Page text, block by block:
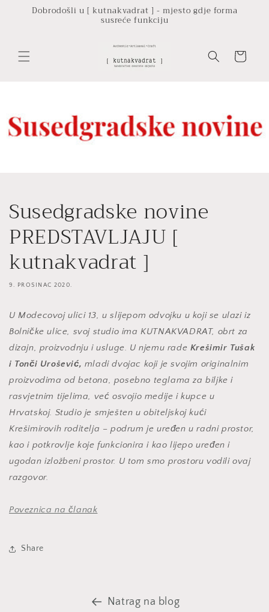
Dobrodošli u [ kutnakvadrat ] - mjesto gdje forma
susreće funkciju
Košarica
Susedgradske novine
PREDSTAVLJAJU [
kutnakvadrat ]
9. PROSINAC 2020.
U Modecovoj ulici 13, u slijepom odvojku u koji se ulazi iz
Bolničke ulice, svoj studio ima KUTNAKVADRAT, obrt za
dizajn, proizvodnju i usluge. U njemu rade Krešimir Tušak
i Tonči Urošević, mladi dvojac koji je svojim originalnim
proizvodima od betona, posebno teglama za biljke i
rasvjetnim tijelima, već osvojio medije i kupce u
Hrvatskoj. Studio je smješten u obiteljskoj kući
Krešimirovih roditelja – podrum je uređen u radni prostor,
kao i potkrovlje koje funkcionira i kao lijepo uređen i
ugodan izložbeni prostor. U tom smo prostoru vodili ovaj
razgovor.
Poveznica na članak
Share
Natrag na blog